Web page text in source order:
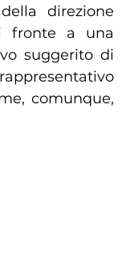
direzione
fronte a una
suggerito di
comunque,